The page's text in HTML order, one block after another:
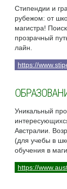
Стипендии и
рубежом: от
магистра!
прозрачный
лайн.
https://
Уникальный
Австралии.
(для учебы в
обучения в
https://